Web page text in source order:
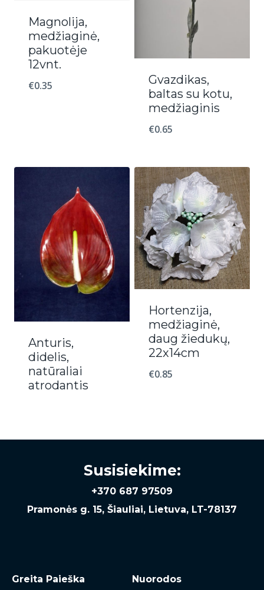
Magnolija,
medžiaginė,
pakuotėje
12vnt.
€0.35
Gvazdikas,
baltas su kotu,
medžiaginis
€0.65
Anturis,
didelis,
natūraliai
atrodantis
Hortenzija,
medžiaginė,
daug žiedukų,
22x14cm
€0.85
Susisiekime:
+370 687 97509
Pramonės g. 15, Šiauliai, Lietuva, LT-78137
Greita Paieška Nuorodos